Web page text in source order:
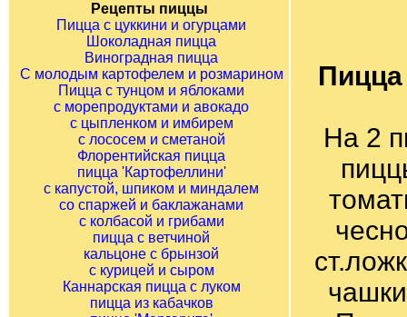
Рецепты пиццы
Пицца с цуккини и огурцами
Шоколадная пицца
Виноградная пицца
С молодым картофелем и розмарином
Пицца с тунцом и яблоками
с морепродуктами и авокадо
с цыпленком и имбирем
с лососем и сметаной
Флорентийская пицца
пицца 'Картофеллини'
с капустой, шпиком и миндалем
со спаржей и баклажанами
с колбасой и грибами
пицца с ветчиной
кальцоне с брынзой
с курицей и сыром
Каннарская пицца с луком
пицца из кабачков
На 2